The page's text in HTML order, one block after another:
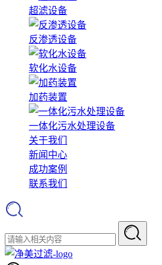
超滤设备
反渗透设备
软化水设备
加药装置
一体化污水处理设备
关于我们
新闻中心
成功案例
联系我们